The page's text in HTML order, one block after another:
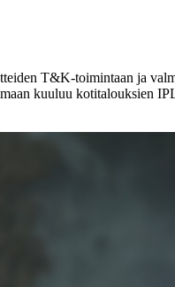
T&K-toimintaan ja
kuuluu kotitalouksien